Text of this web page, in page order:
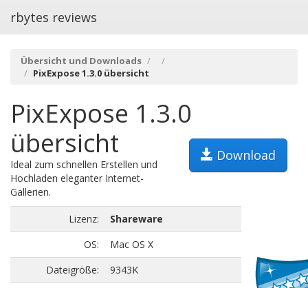
rbytes reviews
Übersicht und Downloads
PixExpose 1.3.0 übersicht
PixExpose 1.3.0
übersicht
Download
Ideal zum schnellen Erstellen und
Hochladen eleganter Internet-
Gallerien.
Lizenz:
Shareware
OS:
Mac OS X
Dateigröße:
9343K